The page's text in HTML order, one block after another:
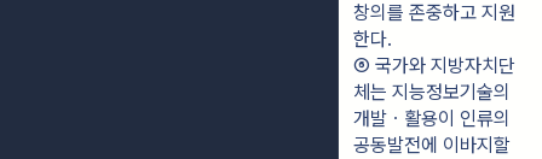
창의를 존중하고 지원
한다.
⑥ 국가와 지방자치단
체는 지능정보기술의
개발ㆍ활용이 인류의
공동발전에 이바지할